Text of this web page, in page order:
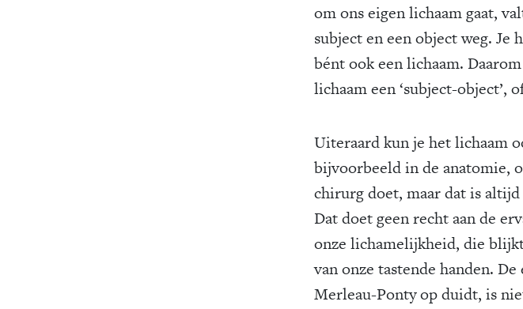
om ons eigen lichaam gaat,
subject en een object weg. Je
bént ook een lichaam.
lichaam een ‘subject-object’,
Uiteraard kun je het lichaam
bijvoorbeeld in de anatomie,
chirurg doet, maar dat is
Dat doet geen recht aan de
onze lichamelijkheid, die
van onze tastende handen.
Merleau-Ponty op duidt, is